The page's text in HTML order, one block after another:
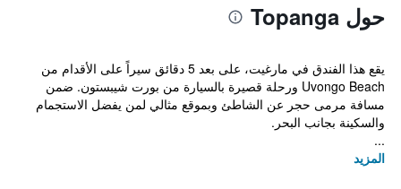
حول Topanga
يقع هذا الفندق في مارغيت، على بعد 5 دقائق سيراً على الأقدام من
Uvongo Beach ورحلة قصيرة بالسيارة من بورت شيبستون. ضمن
مسافة مرمى حجر عن الشاطئ وبموقع مثالي لمن يفضل الاستجمام
والسكينة بجانب البحر.
...
المزيد